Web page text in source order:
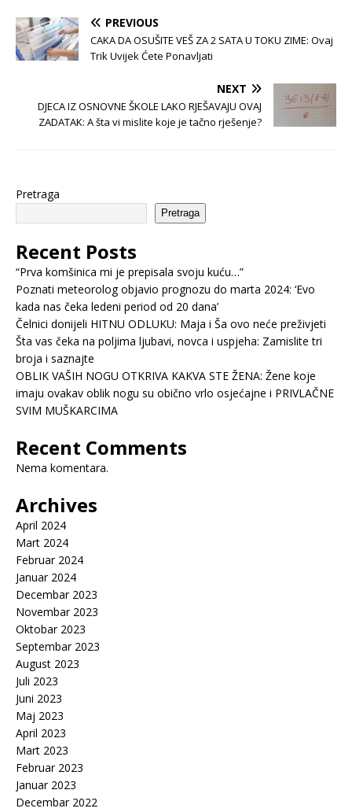
PREVIOUS
CAKA DA OSUŠITE VEŠ ZA 2 SATA U TOKU ZIME: Ovaj
Trik Uvijek Ćete Ponavljati
NEXT
DJECA IZ OSNOVNE ŠKOLE LAKO RJEŠAVAJU OVAJ
ZADATAK: A šta vi mislite koje je tačno rješenje?
Pretraga
Pretraga
Recent Posts
“Prva komšinica mi je prepisala svoju kuću…”
Poznati meteorolog objavio prognozu do marta 2024: ‘Evo
kada nas čeka ledeni period od 20 dana’
Čelnici donijeli HITNU ODLUKU: Maja i Ša ovo neće preživjeti
Šta vas čeka na poljima ljubavi, novca i uspjeha: Zamislite tri
broja i saznajte
OBLIK VAŠIH NOGU OTKRIVA KAKVA STE ŽENA: Žene koje
imaju ovakav oblik nogu su obično vrlo osjećajne i PRIVLAČNE
SVIM MUŠKARCIMA
Recent Comments
Nema komentara.
Archives
April 2024
Mart 2024
Februar 2024
Januar 2024
Decembar 2023
Novembar 2023
Oktobar 2023
Septembar 2023
August 2023
Juli 2023
Juni 2023
Maj 2023
April 2023
Mart 2023
Februar 2023
Januar 2023
Decembar 2022